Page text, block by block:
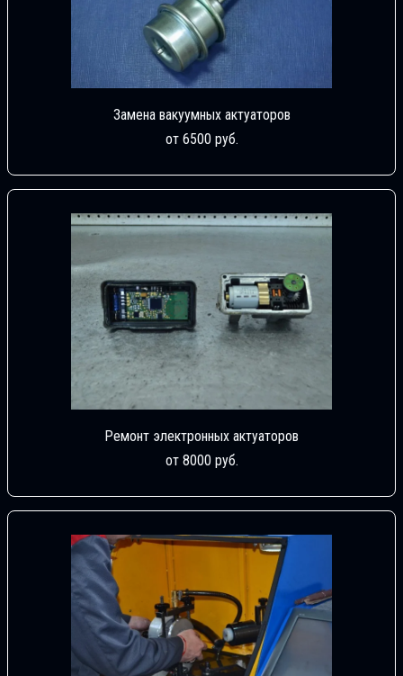
Замена вакуумных актуаторов
от 6500 руб.
Ремонт электронных актуаторов
от 8000 руб.